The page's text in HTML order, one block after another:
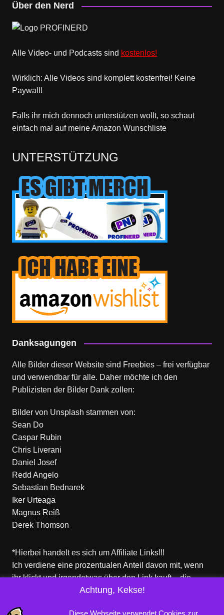
Über den Nerd
Alle Video- und Podcasts sind kostenlos!
Wirklich: Alle Videos sind komplett kostenfrei! Keine
Paywall!
Falls ihr mich dennoch unterstützen wollt, so schaut
einfach mal auf meine Amazon Wunschliste
UNTERSTÜTZUNG
Danksagungen
Alle Bilder dieser Website sind Freebies – frei verfügbar
und verwendbar für alle. Daher möchte ich den
Publizisten der Bilder Dank zollen:
Bilder von Unsplash stammen von:
Sean Do
Caspar Rubin
Chris Liverani
Daniel Josef
Redd Angelo
Sebastian Bednarek
Iker Urteaga
Magnus Reiß
Derek Thomson
*Hierbei handelt es sich um Affiliate Links!!!
Ich verdiene eine prozentualen Anteil davon mit, wenn
ihr klickt und irgendetwas über den Link kauft – die
Produkte dort sind aber nicht von mir!
Achtung, Kekse!
Diese Webseite verwendet Cookies zur